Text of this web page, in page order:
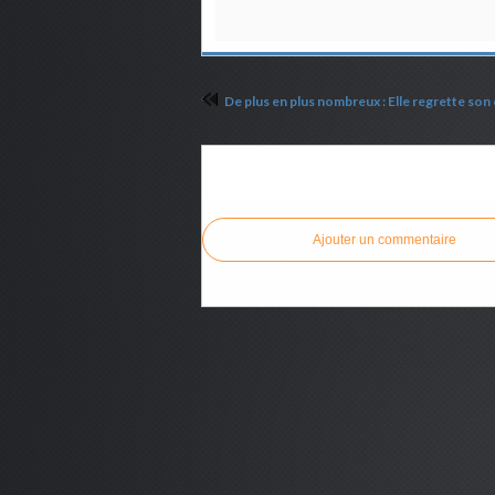
Ajouter un commentaire